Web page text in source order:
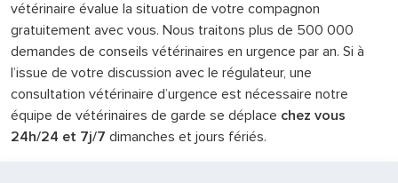
vétérinaire évalue la situation de votre compagnon
gratuitement avec vous. Nous traitons plus de 500 000
demandes de conseils vétérinaires en urgence par an. Si à
l’issue de votre discussion avec le régulateur, une
consultation vétérinaire d’urgence est nécessaire notre
équipe de vétérinaires de garde se déplace chez vous
24h/24 et 7j/7 dimanches et jours fériés.